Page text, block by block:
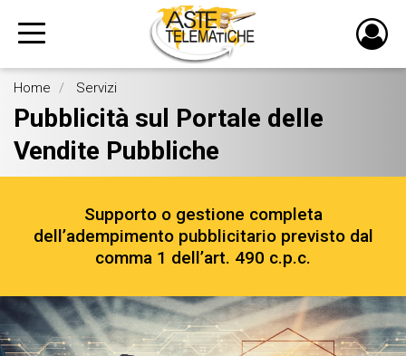
Home Servizi
Pubblicità sul Portale delle
Vendite Pubbliche
Supporto o gestione completa
dell’adempimento pubblicitario previsto dal
comma 1 dell’art. 490 c.p.c.